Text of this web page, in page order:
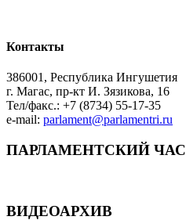
Контакты
386001, Республика Ингушетия
г. Магас, пр-кт И. Зязикова, 16
Тел/факс.: +7 (8734) 55-17-35
e-mail: parlament@parlamentri.ru
ПАРЛАМЕНТСКИЙ ЧАС
ВИДЕОАРХИВ